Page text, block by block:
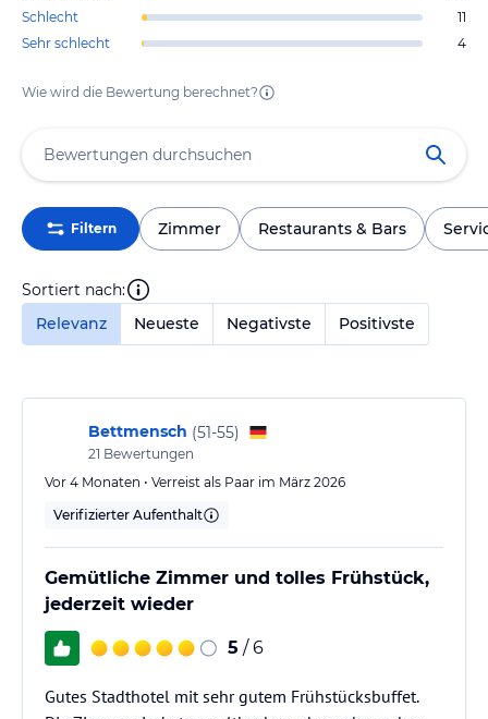
Schlecht
11
Sehr schlecht
4
Wie wird die Bewertung berechnet?
Filtern Zimmer Restaurants & Bars
Sortiert nach:
Relevanz
Neueste Negativste Positivste
Bettmensch (51-55)
21 Bewertungen
Vor 4 Monaten • Verreist als Paar im März 2026
Verifizierter Aufenthalt
Gemütliche Zimmer und tolles Frühstück,
jederzeit wieder
5 / 6
Gutes Stadthotel mit sehr gutem Frühstücksbuffet.